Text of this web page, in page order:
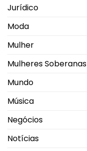
Jurídico
Moda
Mulher
Mulheres Soberanas
Mundo
Música
Negócios
Notícias